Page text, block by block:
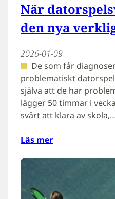
När
den nya
2026-01-09
De som får
problematiskt
själva att de har
lägger 50 timmar i
svårt att klara av
Läs mer